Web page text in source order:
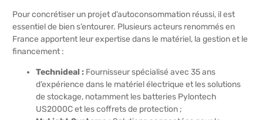
Pour concrétiser un projet d’autoconsommation réussi, il est
essentiel de bien s’entourer. Plusieurs acteurs renommés en
France apportent leur expertise dans le matériel, la gestion et le
financement :
Technideal : Fournisseur spécialisé avec 35 ans
d’expérience dans le matériel électrique et les solutions
de stockage, notamment les batteries Pylontech
US2000C et les coffrets de protection ;